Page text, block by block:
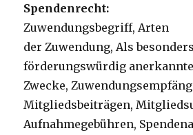
Spendenrecht:
Zuwendungsbegriff, Arten
der Zuwendung, Als besonders
förderungswürdig
Zwecke,
Mitgliedsbeiträgen,
Aufnahmegebühren,